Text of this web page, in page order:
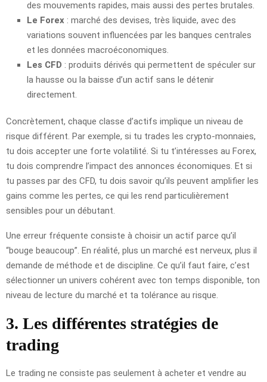
des mouvements rapides, mais aussi des pertes brutales.
Le Forex : marché des devises, très liquide, avec des
variations souvent influencées par les banques centrales
et les données macroéconomiques.
Les CFD : produits dérivés qui permettent de spéculer sur
la hausse ou la baisse d’un actif sans le détenir
directement.
Concrètement, chaque classe d’actifs implique un niveau de
risque différent. Par exemple, si tu trades les crypto-monnaies,
tu dois accepter une forte volatilité. Si tu t’intéresses au Forex,
tu dois comprendre l’impact des annonces économiques. Et si
tu passes par des CFD, tu dois savoir qu’ils peuvent amplifier les
gains comme les pertes, ce qui les rend particulièrement
sensibles pour un débutant.
Une erreur fréquente consiste à choisir un actif parce qu’il
“bouge beaucoup”. En réalité, plus un marché est nerveux, plus il
demande de méthode et de discipline. Ce qu’il faut faire, c’est
sélectionner un univers cohérent avec ton temps disponible, ton
niveau de lecture du marché et ta tolérance au risque.
3. Les différentes stratégies de
trading
Le trading ne consiste pas seulement à acheter et vendre au